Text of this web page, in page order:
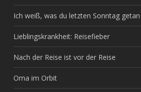
Ich weiß, was du letzten Sonntag
Lieblingskrankheit: Reisefieber
Nach der Reise ist vor der Reise
Oma im Orbit